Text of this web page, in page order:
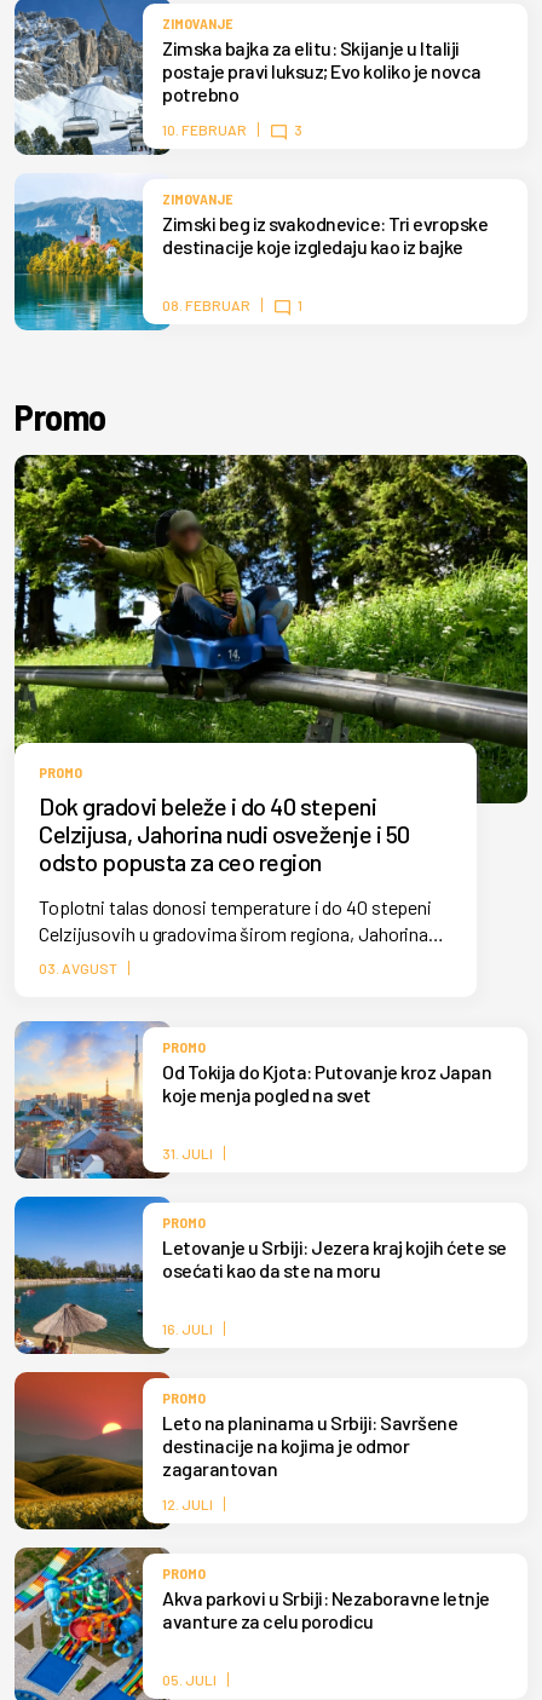
ZIMOVANJE
Zimska bajka za elitu: Skijanje u Italiji
postaje pravi luksuz; Evo koliko je novca
potrebno
10. FEBRUAR 3
ZIMOVANJE
Zimski beg iz svakodnevice: Tri evropske
destinacije koje izgledaju kao iz bajke
08. FEBRUAR 1
Promo
PROMO
Dok gradovi beleže i do 40 stepeni
Celzijusa, Jahorina nudi osveženje i 50
odsto popusta za ceo region
Toplotni talas donosi temperature i do 40 stepeni
Celzijusovih u gradovima širom regiona, Jahorina
ovih dana beleži veliki broj posetilaca koji osveženje
03. AVGUST
PROMO
Od Tokija do Kjota: Putovanje kroz Japan
koje menja pogled na svet
31. JULI
PROMO
Letovanje u Srbiji: Jezera kraj kojih ćete se
osećati kao da ste na moru
16. JULI
PROMO
Leto na planinama u Srbiji: Savršene
destinacije na kojima je odmor
zagarantovan
12. JULI
PROMO
Akva parkovi u Srbiji: Nezaboravne letnje
avanture za celu porodicu
05. JULI